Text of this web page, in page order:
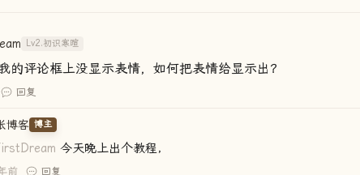
Lv2.初识寒暄
的评论框上没显示表情，如何把表情给显示出？
回复
博客 博主
今天晚上出个教程，
前 回复